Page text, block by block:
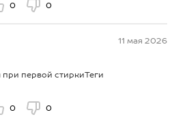
0 0
11 мая 2026
при первой стиркиТеги
0 0